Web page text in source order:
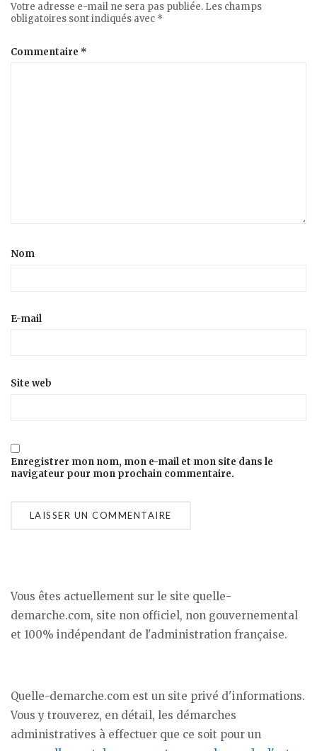
Votre adresse e-mail ne sera pas publiée. Les champs
obligatoires sont indiqués avec *
Commentaire *
Nom
E-mail
Site web
Enregistrer mon nom, mon e-mail et mon site dans le
navigateur pour mon prochain commentaire.
Vous êtes actuellement sur le site quelle-
demarche.com, site non officiel, non gouvernemental
et 100% indépendant de l'administration française.
Quelle-demarche.com est un site privé d'informations.
Vous y trouverez, en détail, les démarches
administratives à effectuer que ce soit pour un